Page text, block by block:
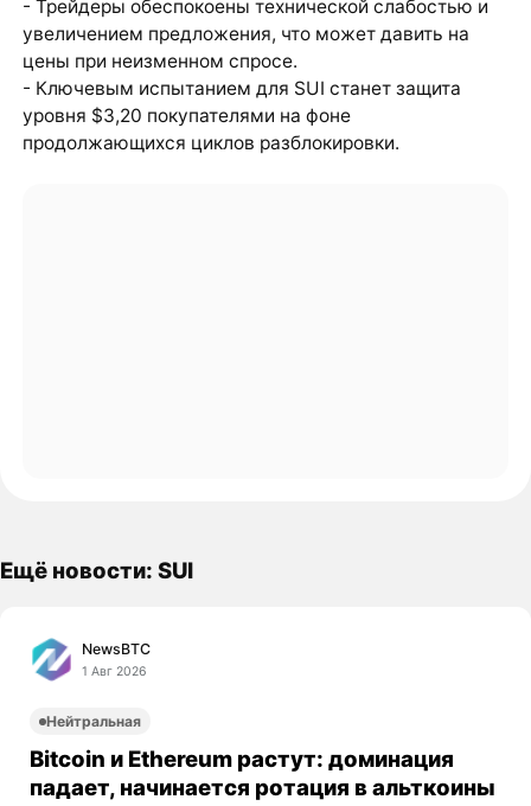
- Трейдеры обеспокоены технической слабостью и
увеличением предложения, что может давить на
цены при неизменном спросе.
- Ключевым испытанием для SUI станет защита
уровня $3,20 покупателями на фоне
продолжающихся циклов разблокировки.
Ещё новости: SUI
NewsBTC
1 Авг 2026
Нейтральная
Bitcoin и Ethereum растут: доминация
падает, начинается ротация в альткоины